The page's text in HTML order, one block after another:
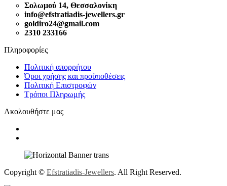
Σολωμού 14, Θεσσαλονίκη
info@efstratiadis-jewellers.gr
goldiro24@gmail.com
2310 233166
Πληροφορίες
Πολιτική απορρήτου
Όροι χρήσης και προϋποθέσεις
Πολιτική Επιστροφών
Τρόποι Πληρωμής
Ακολουθήστε μας
Copyright © Efstratiadis-Jewellers. All Right Reserved.